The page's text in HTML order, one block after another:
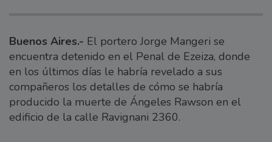
Buenos Aires.- El portero Jorge Mangeri se
encuentra detenido en el Penal de Ezeiza, donde
en los últimos días le habría revelado a sus
compañeros los detalles de cómo se habría
producido la muerte de Ángeles Rawson en el
edificio de la calle Ravignani 2360.